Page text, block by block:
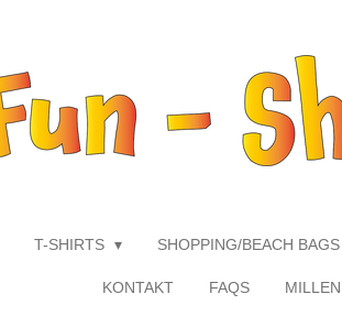
T-SHIRTS SHOPPING/BEACH BAGS
KONTAKT FAQS